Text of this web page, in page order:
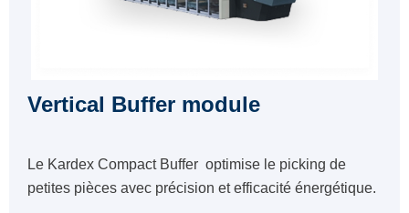
Vertical Buffer module
Le Kardex Compact Buffer optimise le picking de
petites pièces avec précision et efficacité énergétique.